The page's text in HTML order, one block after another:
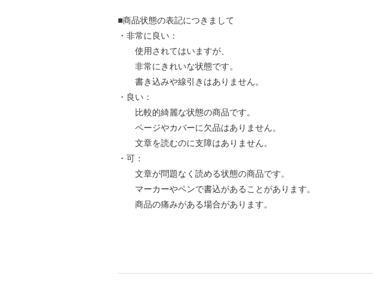
■商品状態の表記につきまして
・非常に良い：
使用されてはいますが、
非常にきれいな状態です。
書き込みや線引きはありません。
・良い：
比較的綺麗な状態の商品です。
ページやカバーに欠品はありません。
文章を読むのに支障はありません。
・可：
文章が問題なく読める状態の商品です。
マーカーやペンで書込があることがあります。
商品の痛みがある場合があります。